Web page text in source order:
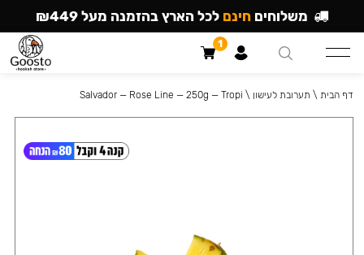
דף הבית \ תערובת לעישון \
Salvador — Rose Line — 250g — Tropi
משלוחים חינם לכל הארץ בהזמנה מעל ₪449
1